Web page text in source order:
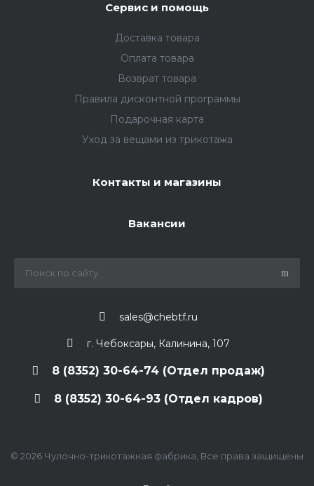
Сервис и помощь
Доставка товара
Оплата товара
Возврат товара
Правила дисконтной программы
Подарочная карта
Уход за вещами из трикотажа
Контакты и магазины
Вакансии
sales@chebtf.ru
г. Чебоксары, Калинина, 107
8 (8352) 30-64-74 (Отдел продаж)
8 (8352) 30-64-93 (Отдел кадров)
© 2026 Чулочно-трикотажная фабрика, Все права защищены